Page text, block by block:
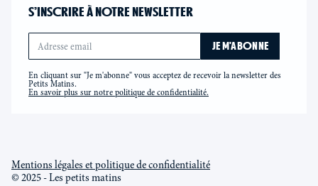
S’INSCRIRE À NOTRE NEWSLETTER
En cliquant sur "Je m'abonne" vous acceptez de recevoir la newsletter des
Petits Matins.
En savoir plus sur notre politique de confidentialité.
Mentions légales et politique de confidentialité
© 2025 - Les petits matins